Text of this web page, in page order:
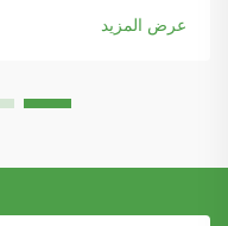
الرماد المناسبة التي
أداء استثنائي...
عرض المزيد